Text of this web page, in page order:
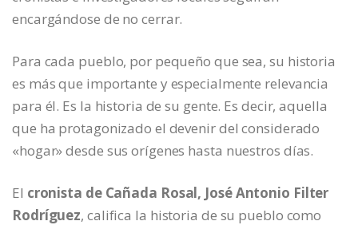
encargándose de no cerrar.
Para cada pueblo, por pequeño que sea, su historia
es más que importante y especialmente relevancia
para él. Es la historia de su gente. Es decir, aquella
que ha protagonizado el devenir del considerado
«hogar» desde sus orígenes hasta nuestros días.
El cronista de Cañada Rosal, José Antonio Filter
Rodríguez, califica la historia de su pueblo como